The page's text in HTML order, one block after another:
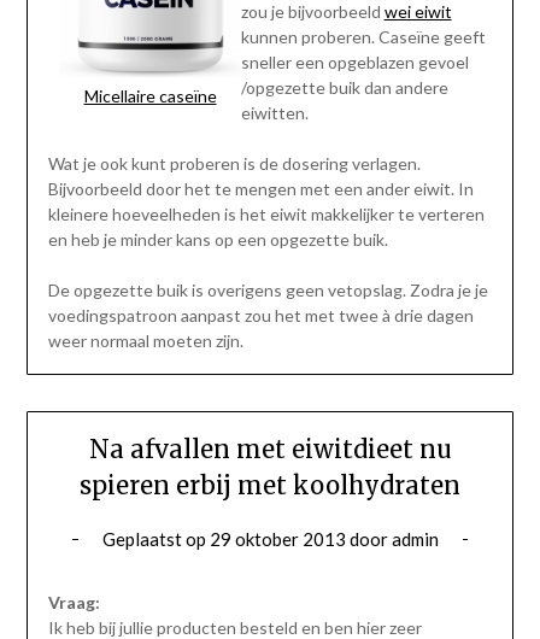
Micellaire caseïne
zou je bijvoorbeeld wei eiwit
kunnen proberen. Caseïne geeft
sneller een opgeblazen gevoel
/opgezette buik dan andere
eiwitten.
Wat je ook kunt proberen is de dosering verlagen.
Bijvoorbeeld door het te mengen met een ander eiwit. In
kleinere hoeveelheden is het eiwit makkelijker te verteren
en heb je minder kans op een opgezette buik.
De opgezette buik is overigens geen vetopslag. Zodra je je
voedingspatroon aanpast zou het met twee à drie dagen
weer normaal moeten zijn.
Na afvallen met eiwitdieet nu
spieren erbij met koolhydraten
Geplaatst op 29 oktober 2013 dooradmin
Vraag:
Ik heb bij jullie producten besteld en ben hier zeer